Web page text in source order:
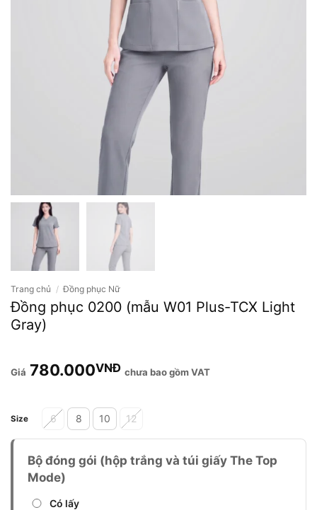
Trang chủ / Đồng phục Nữ
Đồng phục 0200 (mẫu W01 Plus-TCX Light
Gray)
780.000VNĐ chưa bao gồm VAT
Size 6 8 10 12
Bộ đóng gói (hộp trắng và túi giấy The Top
Mode)
Có lấy
Alternative: